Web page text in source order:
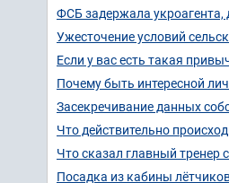
ФСБ задержала
Ужесточение условий
Если у вас есть такая
Почему быть интересной
Засекречивание данных
Что действительно
Что сказал главный тренер
Посадка из кабины